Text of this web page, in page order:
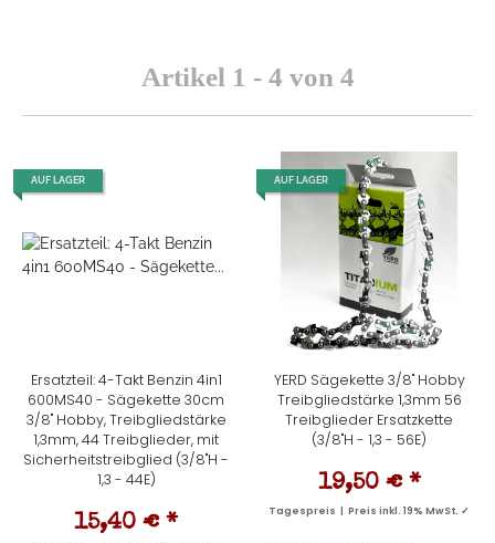
Artikel 1 - 4 von 4
AUF LAGER
Ersatzteil: 4-Takt Benzin 4in1
600MS40 - Sägekette 30cm
3/8" Hobby, Treibgliedstärke
1,3mm, 44 Treibglieder, mit
Sicherheitstreibglied (3/8"H -
1,3 - 44E)
15,40 € *
AUF LAGER
YERD Sägekette 3/8" Hobby
Treibgliedstärke 1,3mm 56
Treibglieder Ersatzkette
(3/8"H - 1,3 - 56E)
19,50 € *
Tagespreis | Preis inkl. 19% MwSt. ✓